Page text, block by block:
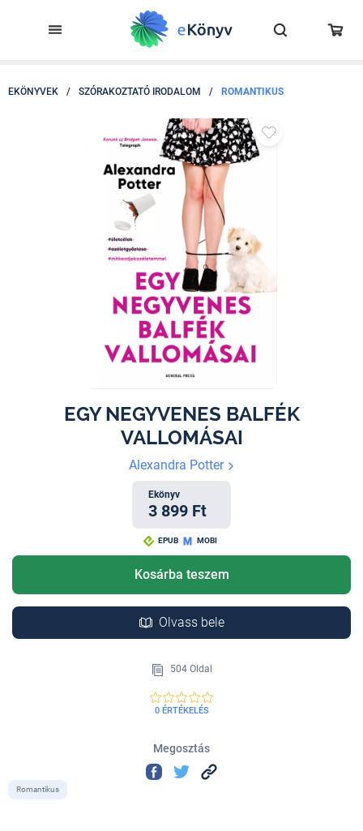
EKÖNYVEK / SZÓRAKOZTATÓ IRODALOM / ROMANTIKUS
EGY NEGYVENES BALFÉK
VALLOMÁSAI
Alexandra Potter
Ekönyv
3 899 Ft
EPUB MOBI
Kosárba teszem
Olvass bele
504 Oldal
0 ÉRTÉKELÉS
Megosztás
Romantikus